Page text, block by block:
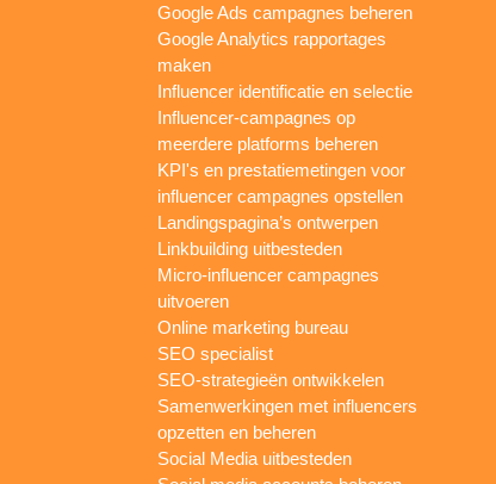
Google Ads campagnes beheren
Google Analytics rapportages
maken
Influencer identificatie en selectie
Influencer-campagnes op
meerdere platforms beheren
KPI's en prestatiemetingen voor
influencer campagnes opstellen
Landingspagina’s ontwerpen
Linkbuilding uitbesteden
Micro-influencer campagnes
uitvoeren
Online marketing bureau
SEO specialist
SEO-strategieën ontwikkelen
Samenwerkingen met influencers
opzetten en beheren
Social Media uitbesteden